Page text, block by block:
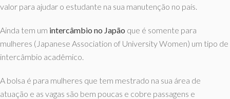
valor para ajudar o estudante na sua manutenção no país.
Ainda tem um intercâmbio no Japão que é somente para
mulheres (Japanese Association of University Women) um tipo de
intercâmbio acadêmico.
A bolsa é para mulheres que tem mestrado na sua área de
atuação e as vagas são bem poucas e cobre passagens e